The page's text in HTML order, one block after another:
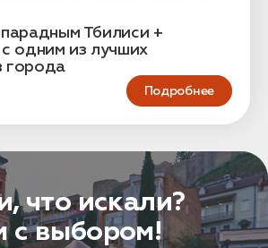
Тбилиси +
одним из лучших
города
Подробнее
что искали?
с выбором!